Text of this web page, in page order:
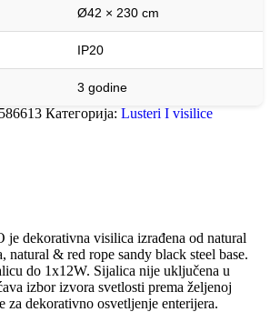
Ø42 × 230 cm
IP20
3 godine
Категорија: Lusteri I visilice
dekorativna visilica izrađena od natural
& red rope sandy black steel base.
do 1x12W. Sijalica nije uključena u
izbor izvora svetlosti prema željenoj
za dekorativno osvetljenje enterijera.